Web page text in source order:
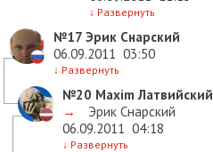
↓ Развернуть
№17 Эрик Снарский
06.09.2011 03:50
↓ Развернуть
№20 Maxim Латвийский
→
Эрик Снарский
06.09.2011 04:18
↓ Развернуть